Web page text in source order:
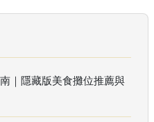
｜隱藏版美食攤位推薦與